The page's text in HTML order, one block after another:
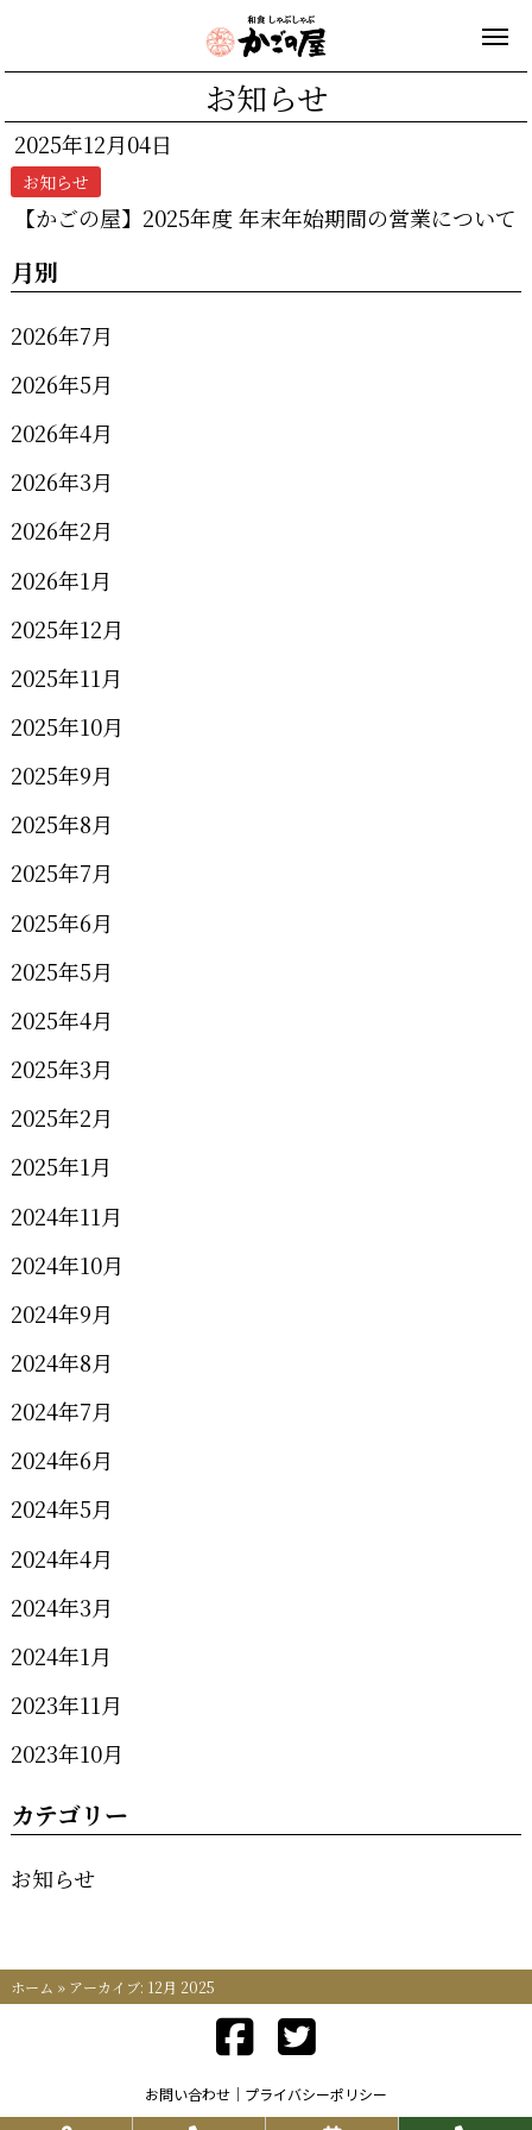
お知らせ
2025年12月04日
お知らせ
【かごの屋】2025年度 年末年始期間の営業について
月別
2026年7月
2026年5月
2026年4月
2026年3月
2026年2月
2026年1月
2025年12月
2025年11月
2025年10月
2025年9月
2025年8月
2025年7月
2025年6月
2025年5月
2025年4月
2025年3月
2025年2月
2025年1月
2024年11月
2024年10月
2024年9月
2024年8月
2024年7月
2024年6月
2024年5月
2024年4月
2024年3月
2024年1月
2023年11月
2023年10月
カテゴリー
お知らせ
ホーム » アーカイブ: 12月 2025
お問い合わせ プライバシーポリシー